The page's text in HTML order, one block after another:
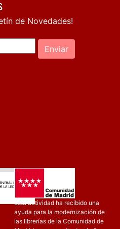
de Novedades!
Enviar
Esta actividad ha recibido una
ayuda para la modernización de
las librerías de la Comunidad de